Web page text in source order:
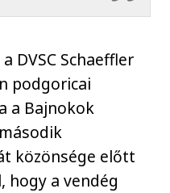
DVSC Schaeffler
podgoricai
a Bajnokok
közönsége előtt
hogy a vendég